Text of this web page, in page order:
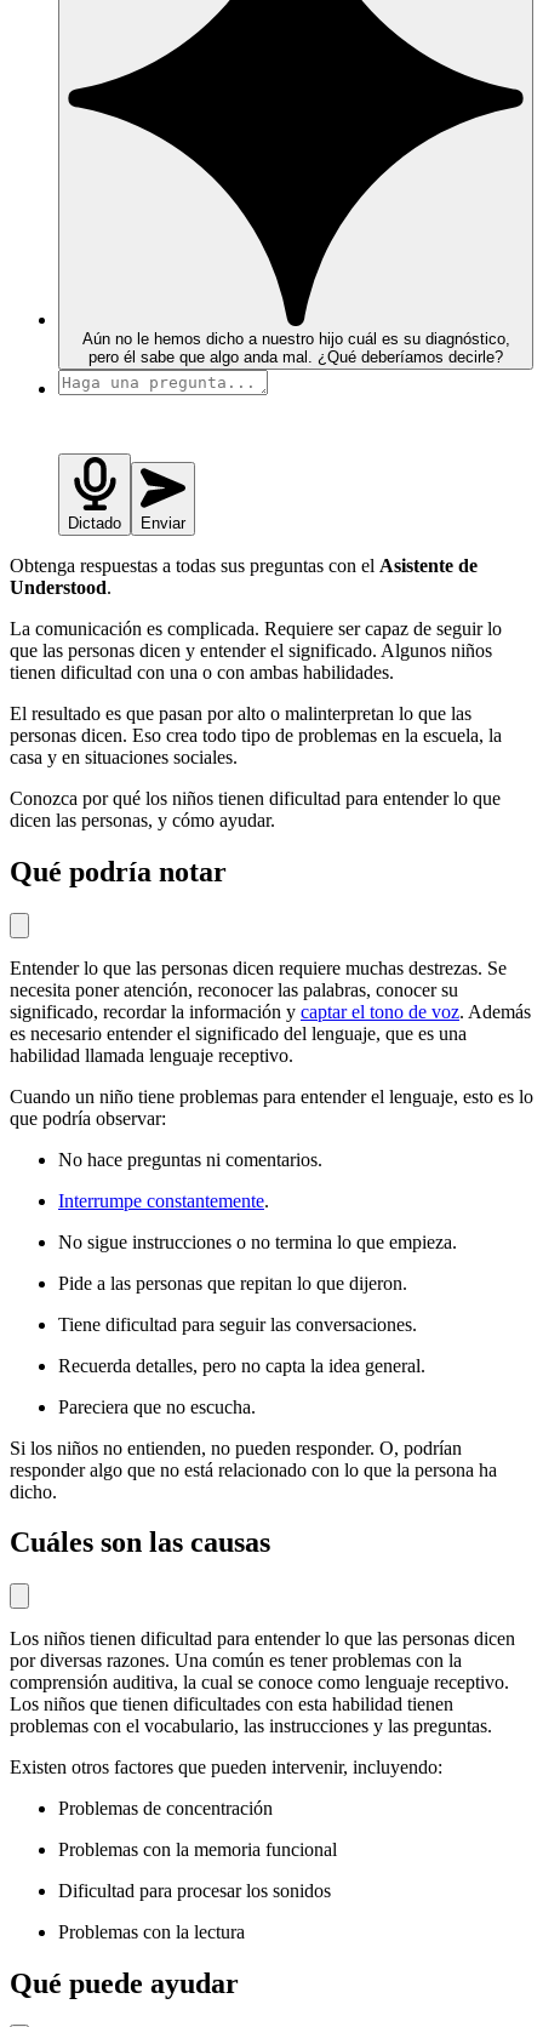
Aún no le hemos dicho a nuestro hijo cuál es su diagnóstico,
pero él sabe que algo anda mal. ¿Qué deberíamos decirle?
Dictado Enviar
Obtenga respuestas a todas sus preguntas con el Asistente de
Understood.
La comunicación es complicada. Requiere ser capaz de seguir lo
que las personas dicen y entender el significado. Algunos niños
tienen dificultad con una o con ambas habilidades.
El resultado es que pasan por alto o malinterpretan lo que las
personas dicen. Eso crea todo tipo de problemas en la escuela, la
casa y en situaciones sociales.
Conozca por qué los niños tienen dificultad para entender lo que
dicen las personas, y cómo ayudar.
Qué podría notar
Entender lo que las personas dicen requiere muchas destrezas. Se
necesita poner atención, reconocer las palabras, conocer su
significado, recordar la información y captar el tono de voz. Además
es necesario entender el significado del lenguaje, que es una
habilidad llamada lenguaje receptivo.
Cuando un niño tiene problemas para entender el lenguaje, esto es lo
que podría observar:
No hace preguntas ni comentarios.
Interrumpe constantemente.
No sigue instrucciones o no termina lo que empieza.
Pide a las personas que repitan lo que dijeron.
Tiene dificultad para seguir las conversaciones.
Recuerda detalles, pero no capta la idea general.
Pareciera que no escucha.
Si los niños no entienden, no pueden responder. O, podrían
responder algo que no está relacionado con lo que la persona ha
dicho.
Cuáles son las causas
Los niños tienen dificultad para entender lo que las personas dicen
por diversas razones. Una común es tener problemas con la
comprensión auditiva, la cual se conoce como lenguaje receptivo.
Los niños que tienen dificultades con esta habilidad tienen
problemas con el vocabulario, las instrucciones y las preguntas.
Existen otros factores que pueden intervenir, incluyendo:
Problemas de concentración
Problemas con la memoria funcional
Dificultad para procesar los sonidos
Problemas con la lectura
Qué puede ayudar